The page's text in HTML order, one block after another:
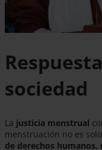
sociedad
La justicia menstrual
menstruación no es
de derechos